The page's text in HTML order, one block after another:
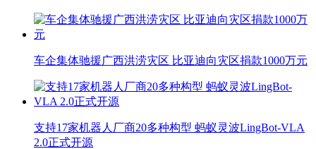
车企集体驰援广西洪涝灾区 比亚迪向灾区捐款1000万元
支持17家机器人厂商20多种构型 蚂蚁灵波LingBot-VLA
2.0正式开源